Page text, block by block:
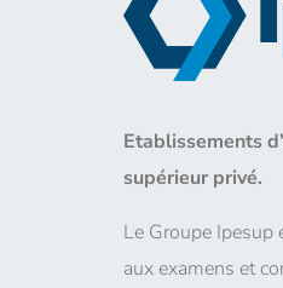
Etablissements
supérieur privé.
Le Groupe Ipesup
aux examens et